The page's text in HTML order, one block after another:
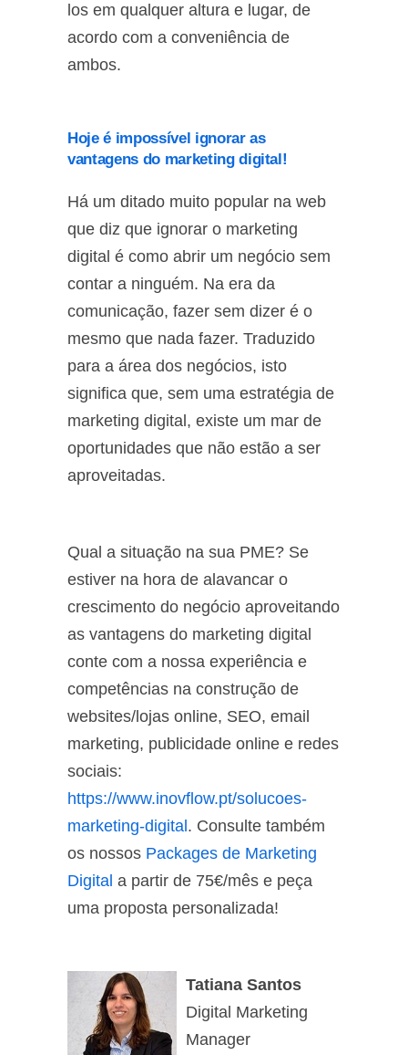
los em qualquer altura e lugar, de
acordo com a conveniência de
ambos.
Hoje é impossível ignorar as
vantagens do marketing digital!
Há um ditado muito popular na web
que diz que ignorar o marketing
digital é como abrir um negócio sem
contar a ninguém. Na era da
comunicação, fazer sem dizer é o
mesmo que nada fazer. Traduzido
para a área dos negócios, isto
significa que, sem uma estratégia de
marketing digital, existe um mar de
oportunidades que não estão a ser
aproveitadas.
Qual a situação na sua PME? Se
estiver na hora de alavancar o
crescimento do negócio aproveitando
as vantagens do marketing digital
conte com a nossa experiência e
competências na construção de
websites/lojas online, SEO, email
marketing, publicidade online e redes
sociais:
https://www.inovflow.pt/solucoes-
marketing-digital . Consulte também
os nossos Packages de Marketing
Digital a partir de 75€/mês e peça
uma proposta personalizada!
Tatiana Santos
Digital Marketing
Manager